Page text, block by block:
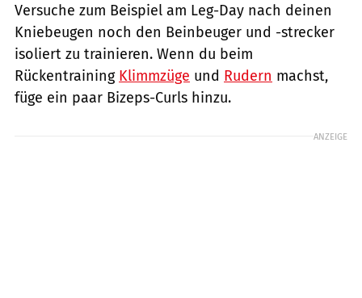
Versuche zum Beispiel am Leg-Day nach deinen
Kniebeugen noch den Beinbeuger und -strecker
isoliert zu trainieren. Wenn du beim
Rückentraining Klimmzüge und Rudern machst,
füge ein paar Bizeps-Curls hinzu.
ANZEIGE